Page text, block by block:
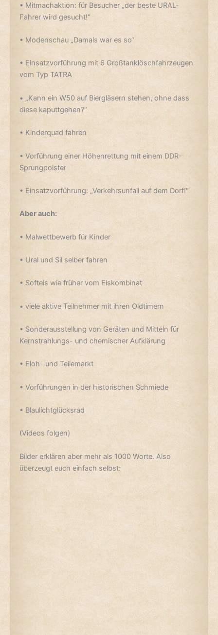
• Mitmachaktion: für Besucher „der beste URAL-
Fahrer wird gesucht!“
• Modenschau „Damals war es so“
• Einsatzvorführung mit 6 Großtanklöschfahrzeugen
vom Typ TATRA
• „Kann ein W50 auf Biergläsern stehen, ohne dass
diese kaputtgehen?“
• Kinderquad fahren
• Vorführung einer Höhenrettung mit einem DDR-
Sprungpolster
• Einsatzvorführung: „Verkehrsunfall auf dem Dorf!“
Aber auch:
• Malwettbewerb für Kinder
• Ural und Sil selber fahren
• Softeis wie früher vom Eiskombinat
• viele aktive Teilnehmer mit ihren Oldtimern
• Sonderausstellung von Geräten und Mitteln für
Kernstrahlungs- und chemischer Aufklärung
• Floh- und Teilemarkt
• Vorführungen in der historischen Schmiede
• Blaulichtglücksrad
(Videos folgen)
Bilder erklären aber mehr als 1000 Worte. Also
überzeugt euch einfach selbst: